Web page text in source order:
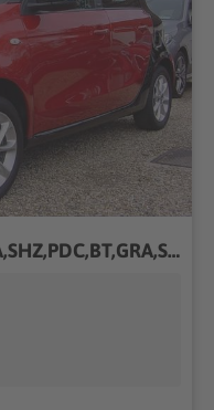
Smart forfour AUTOM,KLIMA,SHZ,PDC,BT,GRA,SMART-SH!!!